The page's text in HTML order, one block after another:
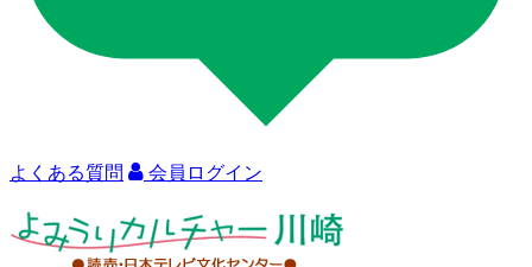
よくある質問 会員ログイン